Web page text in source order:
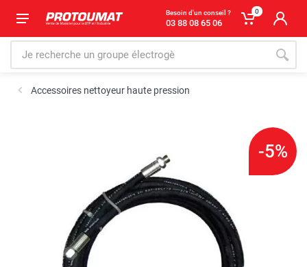
Besoin d'un conseil ?
03 88 08 65 06
0
Accessoires nettoyeur haute pression
-5%